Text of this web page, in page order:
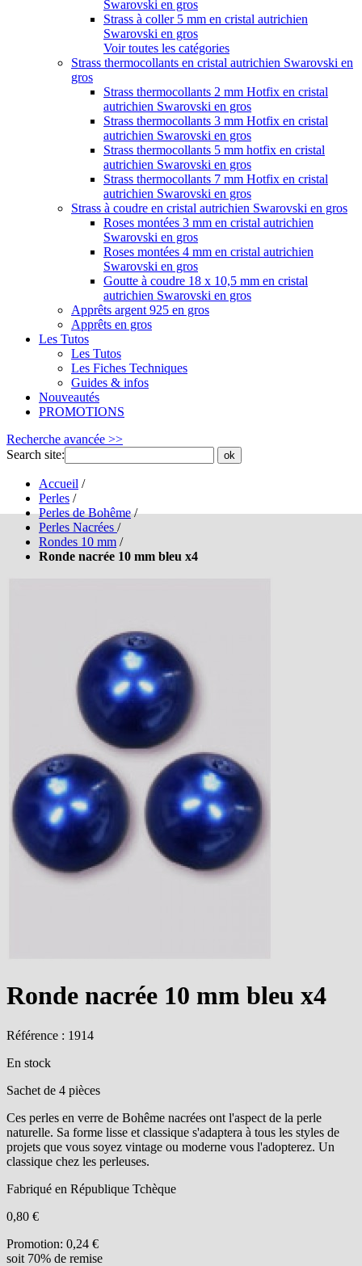
Swarovski en gros
Strass à coller 5 mm en cristal autrichien
Swarovski en gros
Voir toutes les catégories
Strass thermocollants en cristal autrichien Swarovski en
gros
Strass thermocollants 2 mm Hotfix en cristal
autrichien Swarovski en gros
Strass thermocollants 3 mm Hotfix en cristal
autrichien Swarovski en gros
Strass thermocollants 5 mm hotfix en cristal
autrichien Swarovski en gros
Strass thermocollants 7 mm Hotfix en cristal
autrichien Swarovski en gros
Strass à coudre en cristal autrichien Swarovski en gros
Roses montées 3 mm en cristal autrichien
Swarovski en gros
Roses montées 4 mm en cristal autrichien
Swarovski en gros
Goutte à coudre 18 x 10,5 mm en cristal
autrichien Swarovski en gros
Apprêts argent 925 en gros
Apprêts en gros
Les Tutos
Les Tutos
Les Fiches Techniques
Guides & infos
Nouveautés
PROMOTIONS
Recherche avancée >>
Search site:
ok
Accueil /
Perles /
Perles de Bohême /
Perles Nacrées /
Rondes 10 mm /
Ronde nacrée 10 mm bleu x4
Ronde nacrée 10 mm bleu x4
Référence : 1914
En stock
Sachet de 4 pièces
Ces perles en verre de Bohême nacrées ont l'aspect de la perle
naturelle. Sa forme lisse et classique s'adaptera à tous les styles de
projets que vous soyez vintage ou moderne vous l'adopterez. Un
classique chez les perleuses.
Fabriqué en République Tchèque
0,80 €
Promotion: 0,24 €
soit 70% de remise